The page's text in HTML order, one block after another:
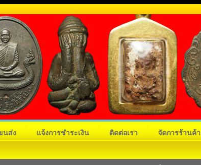
นส่ง แจ้งการชำระเงิน ติดต่อเรา จัดการร้านค้า